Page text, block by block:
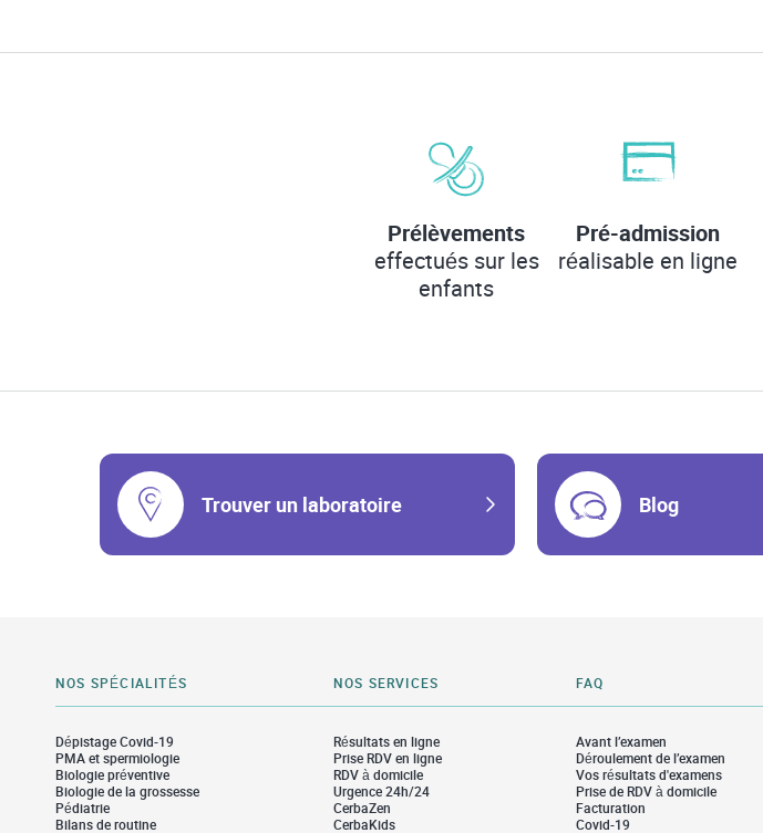
Prélèvements
effectués sur les
enfants
Pré-admission
réalisable en ligne
Trouver un laboratoire Blog
NOS SPÉCIALITÉS
Dépistage Covid-19
PMA et spermiologie
Biologie préventive
Biologie de la grossesse
Pédiatrie
Bilans de routine
NOS SERVICES
Résultats en ligne
Prise RDV en ligne
RDV à domicile
Urgence 24h/24
CerbaZen
CerbaKids
FAQ
Avant l’examen
Déroulement de l’examen
Vos résultats d'examens
Prise de RDV à domicile
Facturation
Covid-19